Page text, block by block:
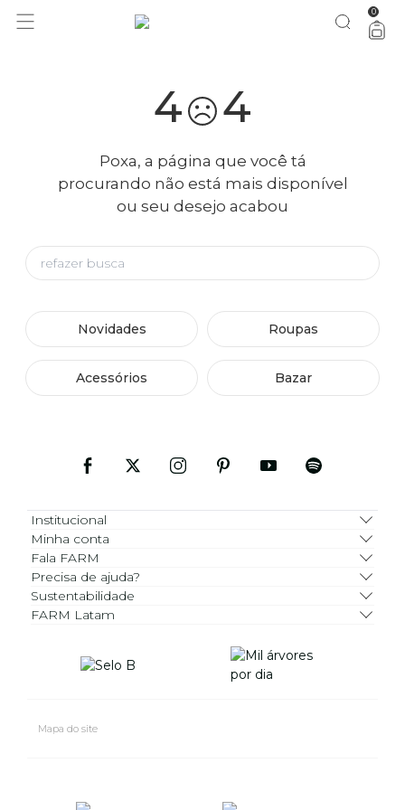
0
4 4
Poxa, a página que você tá
procurando não está mais disponível
ou seu desejo acabou
Novidades Roupas
Acessórios Bazar
Institucional
Minha conta
Fala FARM
Precisa de ajuda?
Sustentabilidade
FARM Latam
Mapa do site